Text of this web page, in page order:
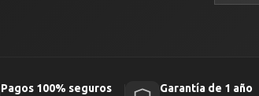
Pagos 100% seguros Garantía de 1 año